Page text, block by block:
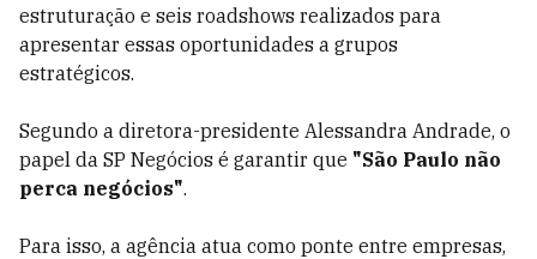
estruturação e seis roadshows realizados para
apresentar essas oportunidades a grupos
estratégicos.
Segundo a diretora-presidente Alessandra Andrade, o
papel da SP Negócios é garantir que "São Paulo não
perca negócios".
Para isso, a agência atua como ponte entre empresas,